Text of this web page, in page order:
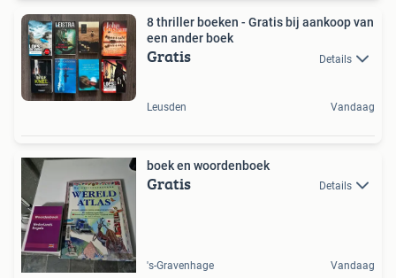
8 thriller boeken - Gratis bij aankoop van
een ander boek
Gratis Details
Leusden Vandaag
boek en woordenboek
Gratis Details
's-Gravenhage Vandaag